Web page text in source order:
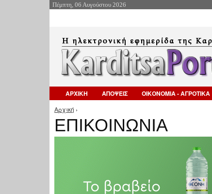
Πέμπτη, 06 Αυγούστου 2026
ΑΡΧΙΚΗ ΑΠΟΨΕΙΣ ΟΙΚΟΝΟΜΙΑ - ΑΓΡΟΤΙΚΑ
Είστε εδώ
Αρχική ›
ΕΠΙΚΟΙΝΩΝΙΑ